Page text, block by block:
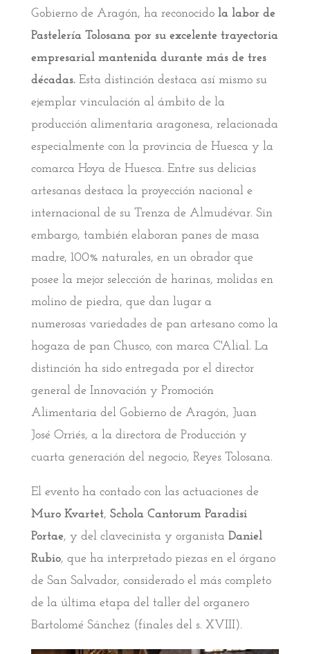
Gobierno de Aragón, ha reconocido la labor de
Pastelería Tolosana por su excelente trayectoria
empresarial mantenida durante más de tres
décadas. Esta distinción destaca así mismo su
ejemplar vinculación al ámbito de la
producción alimentaria aragonesa, relacionada
especialmente con la provincia de Huesca y la
comarca Hoya de Huesca. Entre sus delicias
artesanas destaca la proyección nacional e
internacional de su Trenza de Almudévar. Sin
embargo, también elaboran panes de masa
madre, 100% naturales, en un obrador que
posee la mejor selección de harinas, molidas en
molino de piedra, que dan lugar a
numerosas variedades de pan artesano como la
hogaza de pan Chusco, con marca C'Alial. La
distinción ha sido entregada por el director
general de Innovación y Promoción
Alimentaria del Gobierno de Aragón, Juan
José Orriés, a la directora de Producción y
cuarta generación del negocio, Reyes Tolosana.
El evento ha contado con las actuaciones de
Muro Kvartet, Schola Cantorum Paradisi
Portae, y del clavecinista y organista Daniel
Rubio, que ha interpretado piezas en el órgano
de San Salvador, considerado el más completo
de la última etapa del taller del organero
Bartolomé Sánchez (finales del s. XVIII).